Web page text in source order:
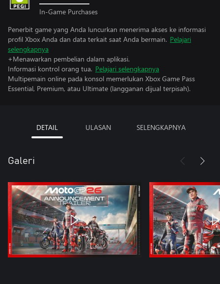
In-Game Purchases
Penerbit game yang Anda luncurkan menerima akses ke informasi
profil Xbox Anda dan data terkait saat Anda bermain. Pelajari
selengkapnya
+Menawarkan pembelian dalam aplikasi.
Informasi kontrol orang tua. Pelajari selengkapnya
Multipemain online pada konsol memerlukan Xbox Game Pass
Essential, Premium, atau Ultimate (langganan dijual terpisah).
DETAIL ULASAN SELENGKAPNYA
Galeri